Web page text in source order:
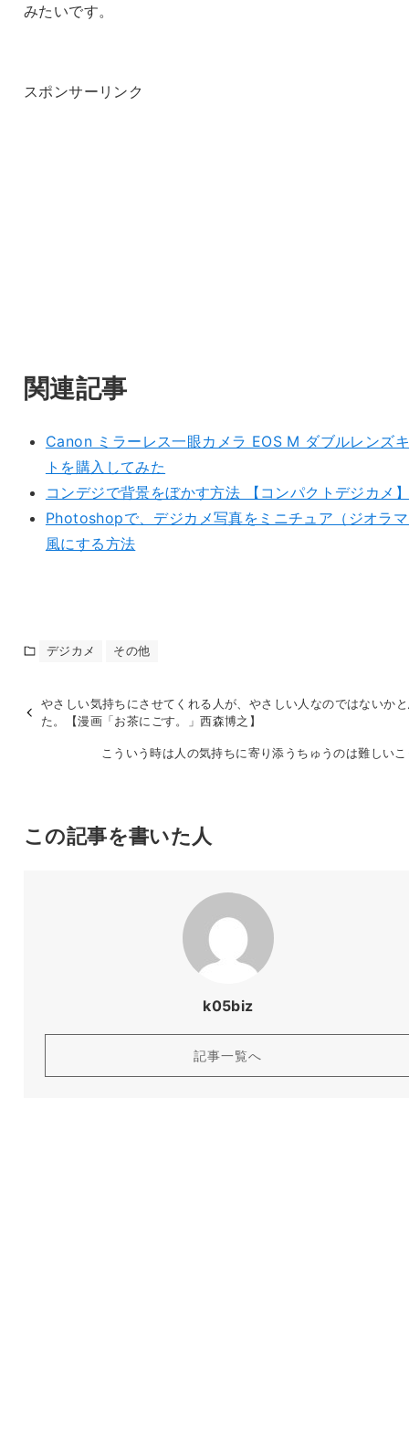
みたいです。
スポンサーリンク
関連記事
Canon ミラーレス一眼カメラ EOS M ダブルレンズ
トを購入してみた
コンデジで背景をぼかす方法 【コンパクトデジカメ】
Photoshopで、デジカメ写真をミニチュア（ジオラ
風にする方法
デジカメ その他
やさしい気持ちにさせてくれる人が、やさしい人なのではないか
た。【漫画「お茶にごす。」西森博之】
こういう時は人の気持ちに寄り添うちゅうのは難しい
この記事を書いた人
k05biz
記事一覧へ